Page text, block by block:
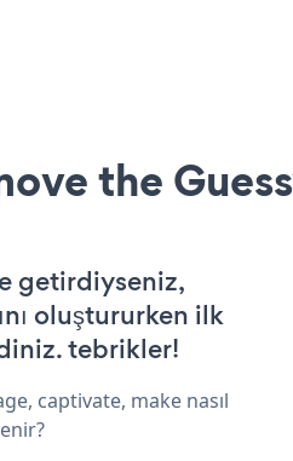
the
getirdiyseniz,
oluştururken ilk
tebrikler!
captivate, make nasıl